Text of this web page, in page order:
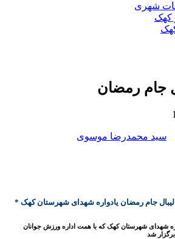
شهری
کهک
جام رمضان
سید محمدرضا موسوی
جام رمضان یادواره شهدای شهرستان کهک *
شهدای شهرستان کهک که با همت اداره ورزش جوانان
شد